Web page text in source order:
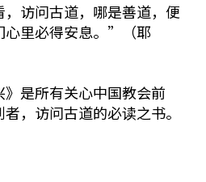
访问古道，哪是善道，便
心里必得安息。”（耶
是所有关心中国教会前
，访问古道的必读之书。